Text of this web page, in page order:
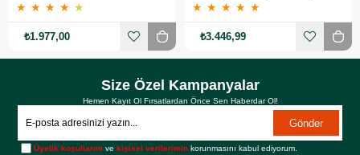
★ ★ ★ ★ ★
₺1.977,00
★ ★ ★ ★ ★
₺3.446,99
Size Özel Kampanyalar
Hemen Kayıt Ol Fırsatlardan Önce Sen Haberdar Ol!
Gönder
Üyelik koşullarını vekişisel verilerimin korunmasını kabul ediyorum.